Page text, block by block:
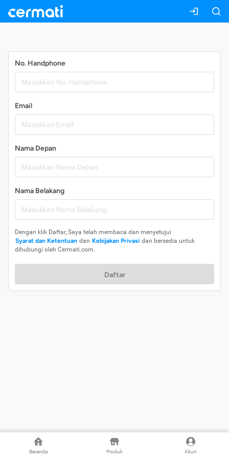
Beranda Produk Akun
No. Handphone
Email
Nama Depan
Nama Belakang
Dengan klik Daftar, Saya telah membaca dan menyetujui
Syarat dan Ketentuan dan Kebijakan Privasi dan bersedia untuk
dihubungi oleh Cermati.com.
Daftar